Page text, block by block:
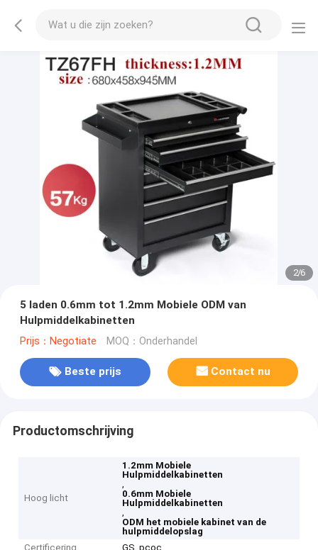
2/6
5 laden 0.6mm tot 1.2mm Mobiele ODM van
Hulpmiddelkabinetten
Prijs：Negotiate MOQ：Onderhandel
Beste prijs Contact nu
Productomschrijving
Hoog licht
1.2mm Mobiele
Hulpmiddelkabinetten
,
0.6mm Mobiele
Hulpmiddelkabinetten
,
ODM het mobiele kabinet van de
hulpmiddelopslag
Certificering
GS, pcoc